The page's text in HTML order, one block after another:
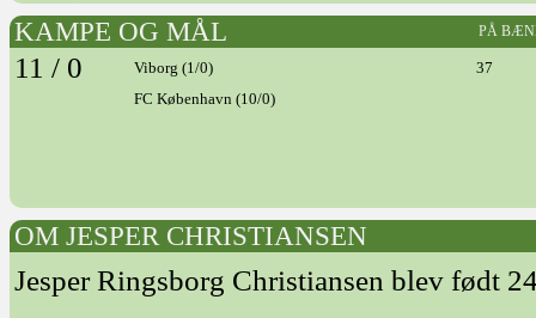
KAMPE OG MÅL PÅ
11 / 0 Viborg (1/0)
37
FC København (10/0)
OM JESPER CHRISTIANSEN
Jesper Ringsborg Christiansen blev født